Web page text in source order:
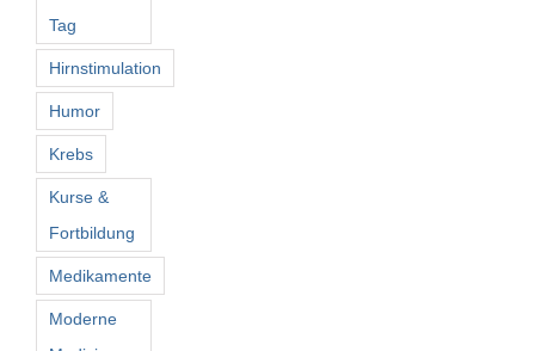
Tag
Hirnstimulation
Humor
Krebs
Kurse &
Fortbildung
Medikamente
Moderne